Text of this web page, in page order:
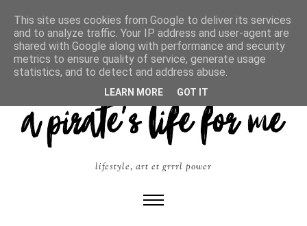
lifestyle, art et grrrl power
This site uses cookies from Google to deliver its services
and to analyze traffic. Your IP address and user-agent are
shared with Google along with performance and security
metrics to ensure quality of service, generate usage
statistics, and to detect and address abuse.
LEARN MORE GOT IT